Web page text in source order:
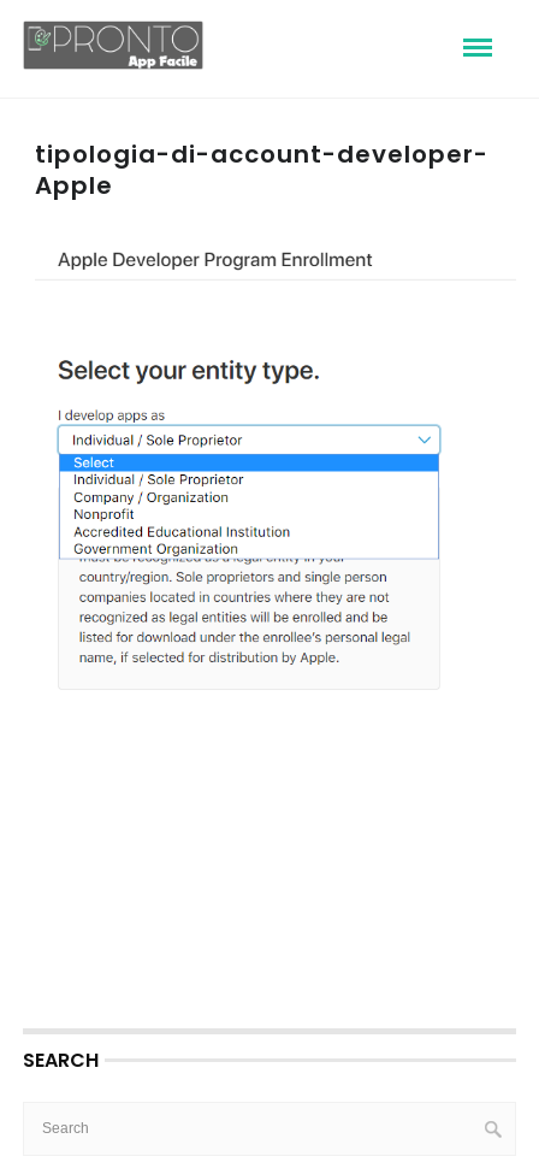
tipologia-di-account-developer-
Apple
SEARCH